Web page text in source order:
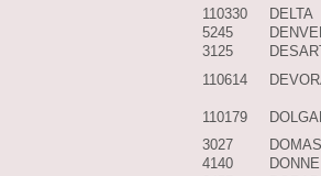
110330
DELTA
5245
3125
110614
110179
3027
4140